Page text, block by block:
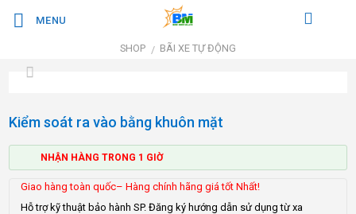
qua
MENU
SHOP / BÃI XE TỰ ĐỘNG
Kiểm soát ra vào bằng khuôn mặt
NHẬN HÀNG TRONG 1 GIỜ
Giao hàng toàn quốc– Hàng chính hãng giá tốt Nhất!
Hỗ trợ kỹ thuật bảo hành SP. Đăng ký hướng dẫn sử dụng từ xa